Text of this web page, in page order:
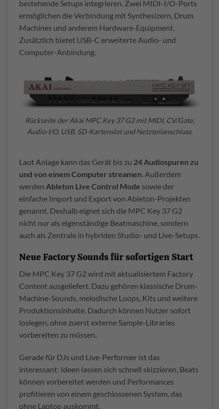
bestehende Setups integrieren. Zwei MIDI-I/O-Ports
ermöglichen die Verbindung mit Synthesizern, Drum
Machines und anderem Hardware-Equipment.
Zusätzlich bietet USB-C erweiterte Audio- und
Computer-Anbindung.
Rückseite der Akai MPC Key 37 G2 mit MIDI, CV/Gate,
Audio-I/O, USB, SD-Kartenslot und Netzteilanschluss.
Laut Anlage kann das Gerät bis zu 24 Audiospuren zu
und von einem Computer streamen. Außerdem
werden Ableton Live Control Mode sowie der
einfache Import und Export von Ableton-Projekten
genannt. Deshalb eignet sich die MPC Key 37 G2
nicht nur als eigenständige Beatmaschine, sondern
auch als Zentrale in hybriden Studio- und Live-Setups.
Neue Factory Sounds für sofortigen Start
Die MPC Key 37 G2 wird mit aktualisiertem Factory
Content ausgeliefert. Dazu gehören klassische Drum-
Machine-Sounds, melodische Loops, Kits und weitere
Produktionsinhalte. Dadurch können Nutzer sofort
loslegen, ohne zuerst externe Sample-Libraries
vorbereiten zu müssen.
Gerade für DJs und Live-Performer ist das
interessant: Ideen lassen sich schnell skizzieren, Beats
können vorbereitet werden und Performances
profitieren von einem geschlossenen System, das
ohne Laptop auskommt.